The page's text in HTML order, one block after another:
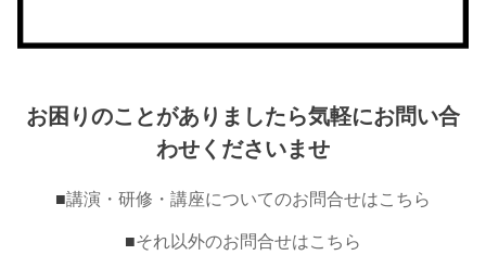
お困りのことがありましたら気軽にお問い合
わせくださいませ
■講演・研修・講座についてのお問合せはこちら
■それ以外のお問合せはこちら